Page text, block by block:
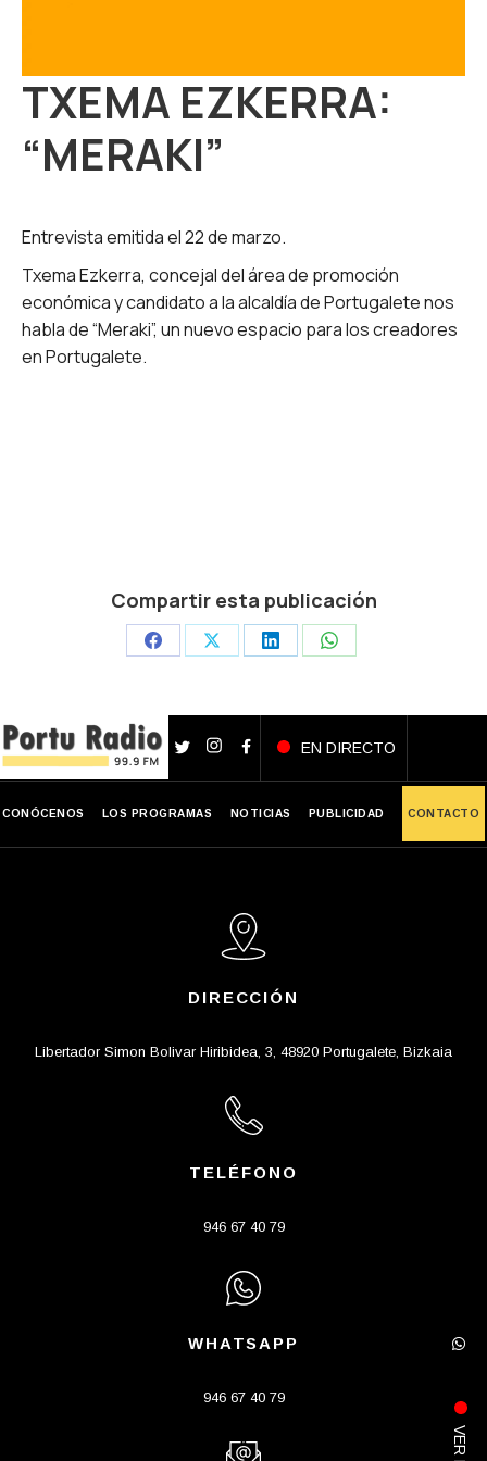
TXEMA EZKERRA:
“MERAKI”
Entrevista emitida el 22 de marzo.
Txema Ezkerra, concejal del área de promoción
económica y candidato a la alcaldía de Portugalete nos
habla de “Meraki”, un nuevo espacio para los creadores
en Portugalete.
Compartir esta publicación
Share
Facebook
Share
X
Share
LinkedIn
Share
WhatsApp
EN DIRECTO
CONÓCENOS LOS PROGRAMAS NOTICIAS PUBLICIDAD CONTACTO
DIRECCIÓN
Libertador Simon Bolivar Hiribidea, 3, 48920 Portugalete, Bizkaia
TELÉFONO
946 67 40 79
WHATSAPP
946 67 40 79